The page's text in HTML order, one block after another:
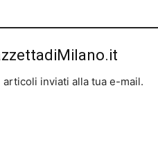
inviati alla tua e-mail.